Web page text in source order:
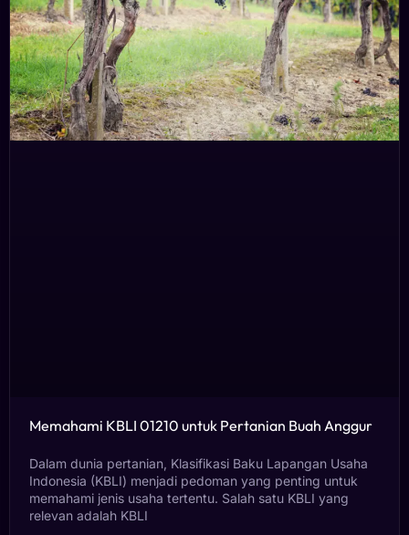
Memahami KBLI 01210 untuk Pertanian Buah Anggur
Dalam dunia pertanian, Klasifikasi Baku Lapangan Usaha
Indonesia (KBLI) menjadi pedoman yang penting untuk
memahami jenis usaha tertentu. Salah satu KBLI yang
relevan adalah KBLI